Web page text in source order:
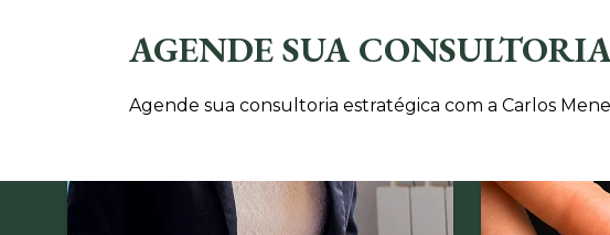
AGENDE SUA
Agende sua consultoria estratégica com a Carlos